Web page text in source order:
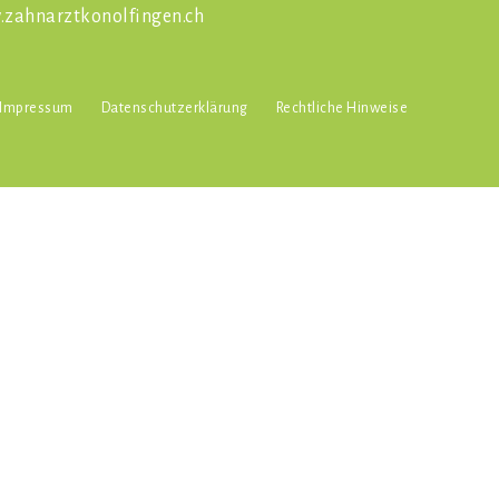
Impressum Datenschutzerklärung Rechtliche Hinweise